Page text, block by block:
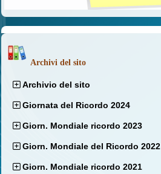
Archivi del sito
Archivio del sito
Giornata del Ricordo 2024
Giorn. Mondiale ricordo 2023
Giorn. Mondiale del Ricordo 2022
Giorn. Mondiale ricordo 2021